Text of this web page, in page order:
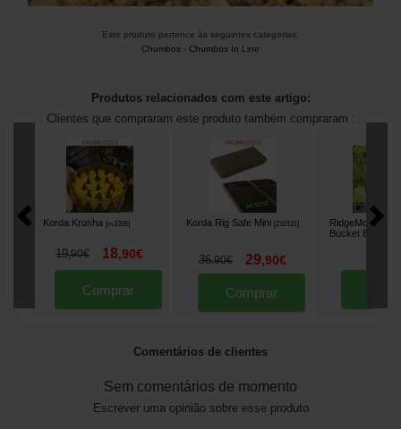
Este produto pertence às seguintes categorias:
Chumbos - Chumbos In Line
Produtos relacionados com este artigo:
Clientes que compraram este produto também compraram :
Korda Krusha [m3395]
19,90€ 18,90€
Comprar
Korda Rig Safe Mini [210121]
36,90€ 29,90€
Comprar
RidgeMonkey
Bucket Balde
Comentários de clientes
Sem comentários de momento
Escrever uma opinião sobre esse produto